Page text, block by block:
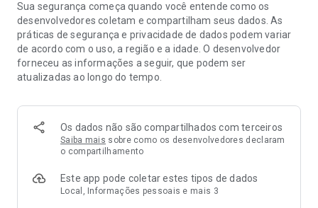
→ Principais funcionalidades
• Realizar recargas de qualquer lugar
• Consultar saldo a qualquer momento
• Gerar QR Code para embarque no transporte coletivo
• Solicitar benefícios disponíveis na cidade conveniada
• Bloquear ou desbloquear cartões (quando vinculados)
→ Formas de pagamento
• PIX
• Cartão de crédito ou débito*
Sua segurança começa quando você entende como os
desenvolvedores coletam e compartilham seus dados. As
práticas de segurança e privacidade de dados podem variar
de acordo com o uso, a região e a idade. O desenvolvedor
forneceu as informações a seguir, que podem ser
atualizadas ao longo do tempo.
Os dados não são compartilhados com terceiros
Saiba mais sobre como os desenvolvedores declaram
o compartilhamento
Este app pode coletar estes tipos de dados
Local, Informações pessoais e mais 3